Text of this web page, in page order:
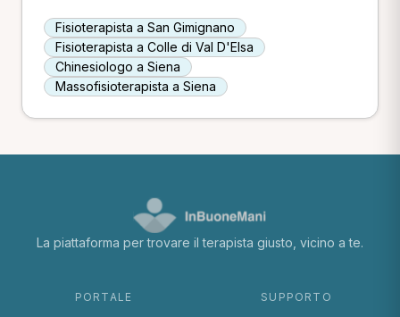
Fisioterapista a San Gimignano
Fisioterapista a Colle di Val D'Elsa
Chinesiologo a Siena
Massofisioterapista a Siena
La piattaforma per trovare il terapista giusto, vicino a te.
PORTALE SUPPORTO